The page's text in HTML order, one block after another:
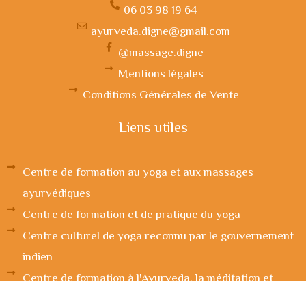
06 03 98 19 64
ayurveda.digne@gmail.com
@massage.digne
Mentions légales
Conditions Générales de Vente
Liens utiles
Centre de formation au yoga et aux massages
ayurvédiques
Centre de formation et de pratique du yoga
Centre culturel de yoga reconnu par le gouvernement
indien